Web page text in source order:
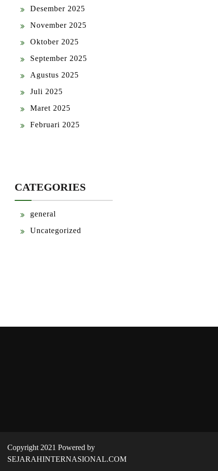
Desember 2025
November 2025
Oktober 2025
September 2025
Agustus 2025
Juli 2025
Maret 2025
Februari 2025
CATEGORIES
general
Uncategorized
Copyright 2021 Powered by
SEJARAHINTERNASIONAL.COM